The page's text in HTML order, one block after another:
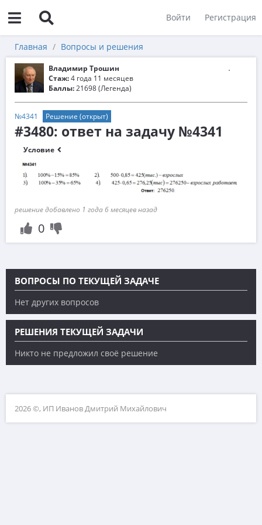
Войти Регистрация
Главная Вопросы и решения
Владимир Трошин
Стаж:4 года 11 месяцев
Баллы:21698 (Легенда)
№4341 Решение (открыт)
#3480: ответ на задачу №4341
Условие
решение добавлено 1 года 6 месяцев назад
0
ВОПРОСЫ ПО ТЕКУЩЕЙ ЗАДАЧЕ
Нет других вопросов
РЕШЕНИЯ ТЕКУЩЕЙ ЗАДАЧИ
Никто не предложил своё решение
2026 ©, ИП Иванов Дмитрий Михайлович